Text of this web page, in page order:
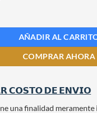
AÑADIR AL
COMPRAR AHORA
𝗖𝗢𝗦𝗧𝗢 𝗗𝗘 𝗘𝗡𝗩𝗜𝗢
una finalidad